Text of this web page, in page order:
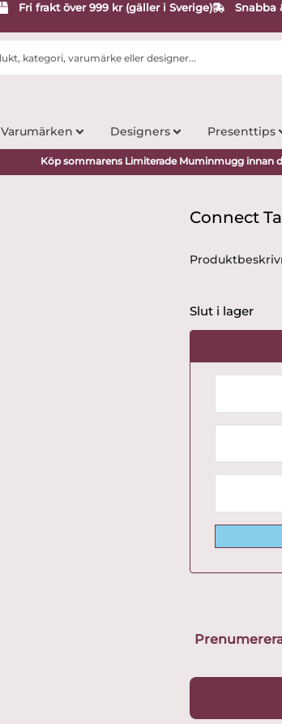
Fri frakt över 999 kr (gäller i Sverige) Snabba
Varumärken Designers Presenttips
Köp sommarens Limiterade Muminmugg innan
Connect
Slut i lager